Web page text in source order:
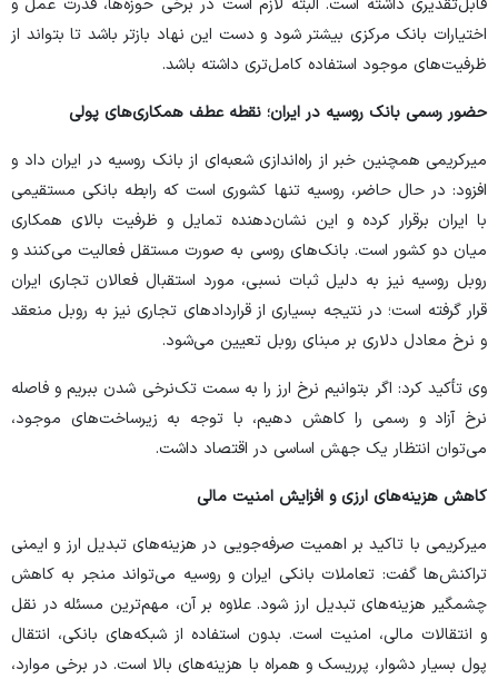
قابل‌تقدیری داشته است. البته لازم است در برخی حوزه‌ها، قدرت عمل و
اختيارات بانک مرکزی بیشتر شود و دست این نهاد بازتر باشد تا بتواند از
ظرفیت‌های موجود استفاده کامل‌تری داشته باشد.
حضور رسمی بانک روسیه در ایران؛ نقطه عطف همکاری‌های پولی
میرکریمی همچنین خبر از راه‌اندازی شعبه‌ای از بانک روسیه در ایران داد و
افزود: در حال حاضر، روسیه تنها کشوری است که رابطه بانکی مستقیمی
با ایران برقرار کرده و این نشان‌دهنده تمایل و ظرفیت بالای همکاری
میان دو کشور است. بانک‌های روسی به صورت مستقل فعالیت می‌کنند و
روبل روسیه نیز به دلیل ثبات نسبی، مورد استقبال فعالان تجاری ایران
قرار گرفته است؛ در نتیجه بسیاری از قرارداد‌های تجاری نیز به روبل منعقد
و نرخ معادل دلاری بر مبنای روبل تعیین می‌شود.
وی تأکید کرد: اگر بتوانیم نرخ ارز را به سمت تک‌نرخی شدن ببریم و فاصله
نرخ آزاد و رسمی را کاهش دهیم، با توجه به زیرساخت‌های موجود،
می‌توان انتظار یک جهش اساسی در اقتصاد داشت.
کاهش هزینه‌های ارزی و افزایش امنیت مالی
میرکریمی با تاکید بر اهمیت صرفه‌جویی در هزینه‌های تبدیل ارز و ایمنی
تراکنش‌ها گفت: تعاملات بانکی ایران و روسیه می‌تواند منجر به کاهش
چشمگیر هزینه‌های تبدیل ارز شود. علاوه بر آن، مهم‌ترین مسئله در نقل
و انتقالات مالی، امنیت است. بدون استفاده از شبکه‌های بانکی، انتقال
پول بسیار دشوار، پرریسک و همراه با هزینه‌های بالا است. در برخی موارد،